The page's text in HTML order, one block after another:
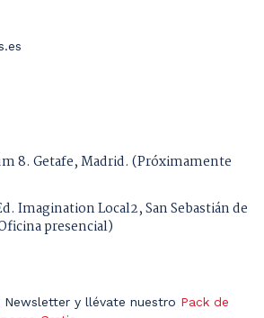
8. Getafe, Madrid. (Próximamente
Imagination Local2, San Sebastián de
presencial)
Newsletter y llévate nuestro Pack de